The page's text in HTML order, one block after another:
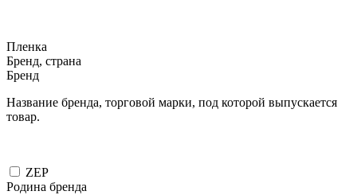
Пленка
Бренд, страна
Бренд
Название бренда, торговой марки, под которой выпускается
товар.
ZEP
Родина бренда